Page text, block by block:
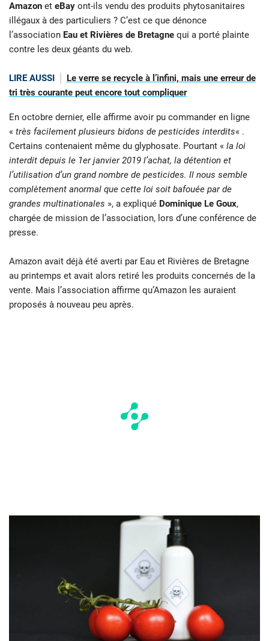
Amazon et eBay ont-ils vendu des produits phytosanitaires
illégaux à des particuliers ? C’est ce que dénonce
l’association Eau et Rivières de Bretagne qui a porté plainte
contre les deux géants du web.
LIRE AUSSI
Le verre se recycle à l’infini, mais une erreur de
tri très courante peut encore tout compliquer
En octobre dernier, elle affirme avoir pu commander en ligne
« très facilement plusieurs bidons de pesticides interdits« .
Certains contenaient même du glyphosate. Pourtant « la loi
interdit depuis le 1er janvier 2019 l’achat, la détention et
l’utilisation d’un grand nombre de pesticides. Il nous semble
complètement anormal que cette loi soit bafouée par de
grandes multinationales », a expliqué Dominique Le Goux,
chargée de mission de l’association, lors d’une conférence de
presse.
Amazon avait déjà été averti par Eau et Rivières de Bretagne
au printemps et avait alors retiré les produits concernés de la
vente. Mais l’association affirme qu’Amazon les auraient
proposés à nouveau peu après.